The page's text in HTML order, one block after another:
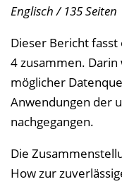
Englisch / 135 Seiten
Dieser Bericht fasst
4 zusammen. Darin
möglicher
Anwendungen der
nachgegangen.
Die
How zur